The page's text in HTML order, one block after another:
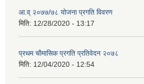
आ.व् २०७७/७८ योजना प्रगति विवरण
मिति: 12/28/2020 - 13:17
प्रथम चाैमासिक प्रगति प्रतिवेदन २०७८
मिति: 12/04/2020 - 12:54